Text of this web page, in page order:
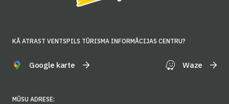
KĀ ATRAST VENTSPILS TŪRISMA INFORMĀCIJAS CENTRU?
Google karte Waze
MŪSU ADRESE: